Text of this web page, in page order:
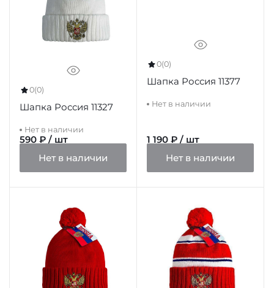
0(0)
Шапка Россия 11327
Нет в наличии
590 ₽ / шт
Нет в наличии
0(0)
Шапка Россия 11377
Нет в наличии
1 190 ₽ / шт
Нет в наличии